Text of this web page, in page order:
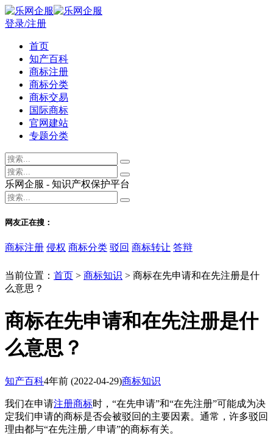
登录/注册
首页
知产百科
商标注册
商标分类
商标交易
国际商标
官网建站
专题分类
乐网企服 - 知识产权保护平台
网友正在搜：
商标注册 侵权 商标分类 驳回 商标转让 答辩
当前位置： 首页 > 商标知识 > 商标在先申请和在先注册是什
么意思？
商标在先申请和在先注册是什
么意思？
知产百科4年前 (2022-04-29)商标知识
我们在申请注册商标时，“在先申请”和“在先注册”可能成为决
定我们申请的商标是否会被驳回的主要因素。通常，许多驳回
理由都与“在先注册／申请”的商标有关。